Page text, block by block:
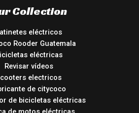
Collection
eléctricos
Rooder Guatemala
eléctricas
Revisar vídeos
electricos
de citycoco
de bicicletas eléctricas